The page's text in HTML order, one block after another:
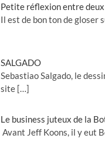
Petite réflexion entre
Il est de bon ton de gloser
SALGADO
Sebastiao Salgado, le
site […]
Le business juteux de la
Avant Jeff Koons, il y eut